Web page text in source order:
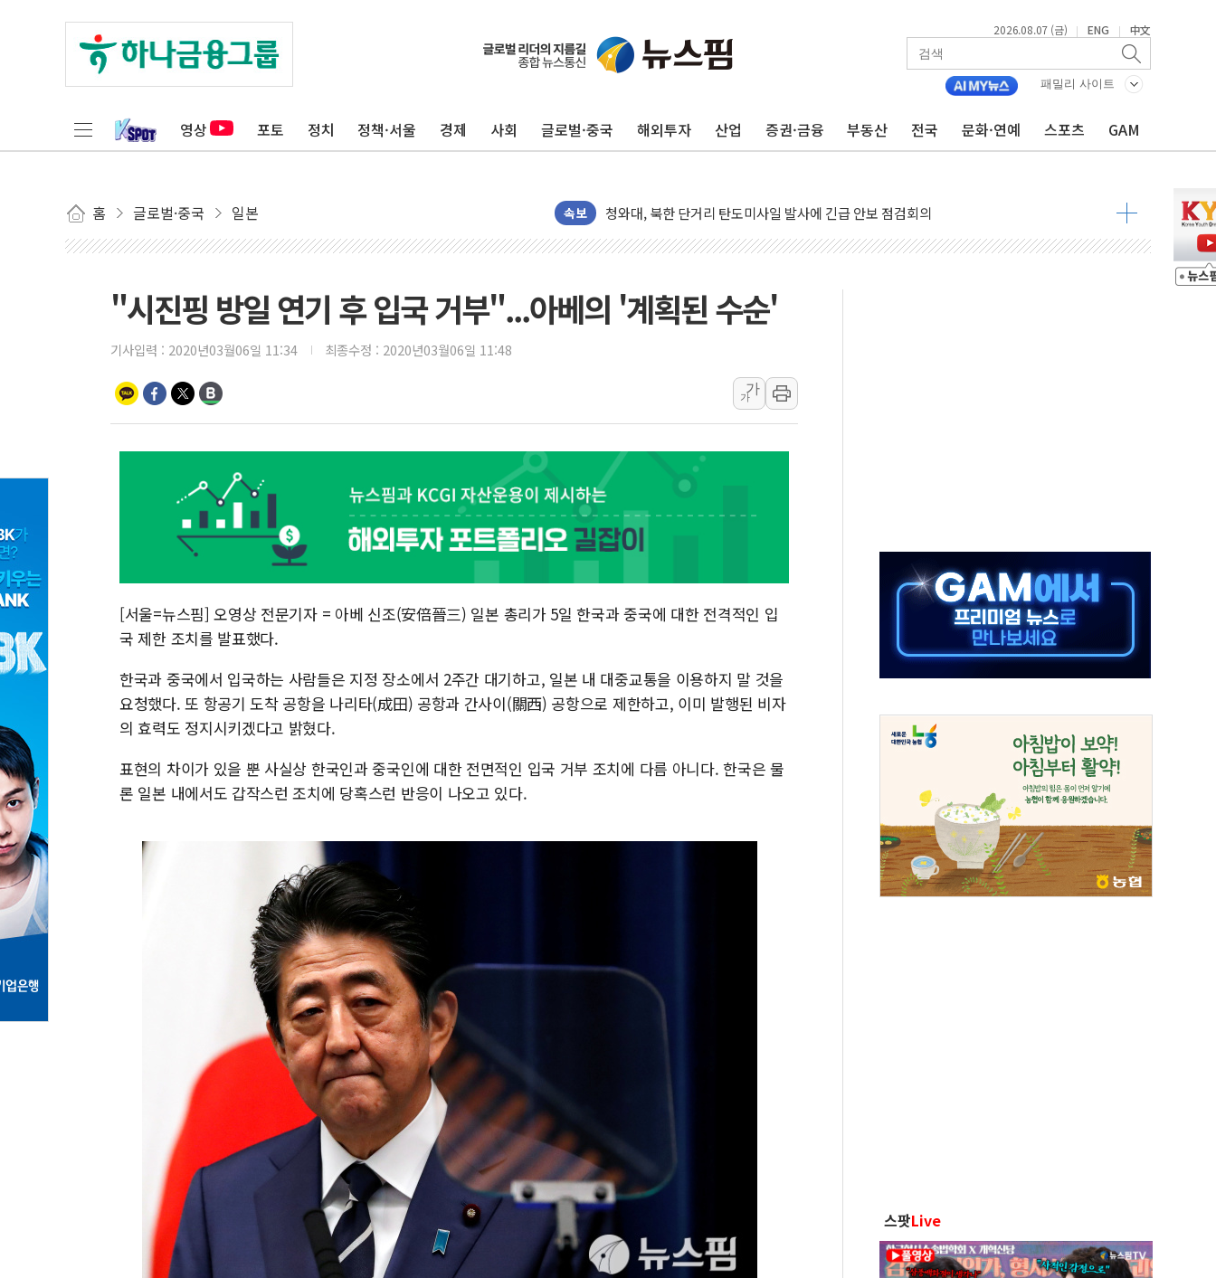
2026.08.07 (금) | ENG | 中文
패밀리 사이트
영상 포토 정치 정책·서울 경제 사회 글로벌·중국 해외투자 산업 증권·금융 부동산 전국 문화·연예 스포츠 GAM
홈 글로벌·중국 일본 속보
리투아니아 국방 "러, 우크라 드론으로 나토 회원국 공격 검토… 거짓 깃발 작전"
구광모, 내주 실리콘밸리서 젠슨 황 재회…로봇·AI 데이터센터·모빌리티 구체화
김정관 장관 "영업이익 N% 성과급 반대…상법·자본시장법 개정 논의"
뉴욕증시 프리뷰, 미 주가선물 AI주 차익실현 속 혼조세...웨스턴디지털·샌디스크↓
금값 7주 만에 최고…美 고용 둔화·호르무즈 재개방 기대에 강세
[인도증시] 중동 긴장 완화에 실적 호조까지, 상승...호실적 보고 기업 상승세 뚜렷
[베트남 증시] 지수 하락 속 'DGC' 임시 주총 기대감에 홀로 상한가…마진 잔액은 사상 최고
'월가의 황제' 다이먼 "금융시장 레버리지 위험수위…숨은 차입이 더 큰 변수"
김정관 산업부 장관 "주 52시간 손봐야, 경쟁상대 中과 비교해야"
해군 1함대 창설 80주년…지역과 함께하는 '선봉'의 대민 봉사
[3보] 북, 원산서 동해로 단거리 탄도미사일 1발 발사… 올해 10번째·42일 만 도발
우크라 드론 전술, 중남미 콜롬비아에 새 안보 위기… 반군·마약카르텔이 습득해 전투 활용
동해해경, 독도 해상서 부유물 감긴 어선 구조
주한미군 "오산기지 누출, 백린 아닌 무해한 표면 부식 물질"
구미 폐염산처리업체서 불 2시간30여분만에 진화...외국인 노동자 숨져
"시진핑 방일 연기 후 입국 거부"...아베의 '계획된 수순'
기사입력 : 2020년03월06일 11:34 최종수정 : 2020년03월06일 11:48
가
가
[서울=뉴스핌] 오영상 전문기자 = 아베 신조(安倍晉三) 일본 총리가 5일 한국과 중국에 대한 전격적인 입
국 제한 조치를 발표했다.
한국과 중국에서 입국하는 사람들은 지정 장소에서 2주간 대기하고, 일본 내 대중교통을 이용하지 말 것을
요청했다. 또 항공기 도착 공항을 나리타(成田) 공항과 간사이(關西) 공항으로 제한하고, 이미 발행된 비자
의 효력도 정지시키겠다고 밝혔다.
표현의 차이가 있을 뿐 사실상 한국인과 중국인에 대한 전면적인 입국 거부 조치에 다름 아니다. 한국은 물
론 일본 내에서도 갑작스런 조치에 당혹스런 반응이 나오고 있다.
스팟Live